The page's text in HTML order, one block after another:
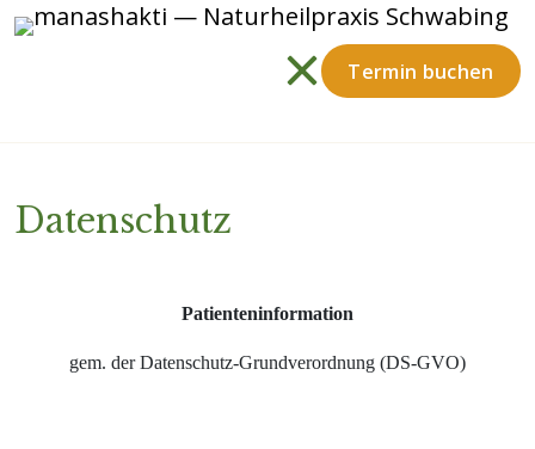
Termin buchen
Datenschutz
Patienteninformation
gem. der Datenschutz-Grundverordnung (DS-GVO)